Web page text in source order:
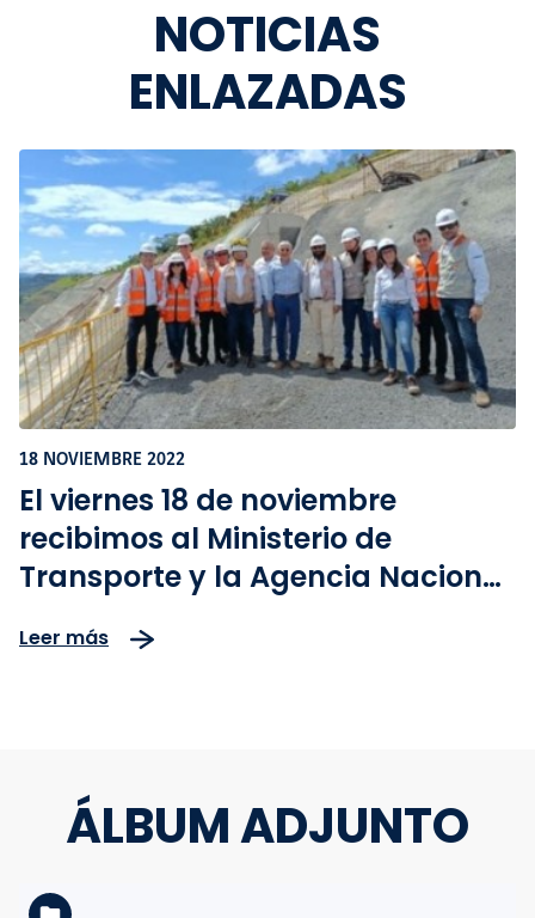
NOTICIAS
ENLAZADAS
18 NOVIEMBRE 2022
El viernes 18 de noviembre
recibimos al Ministerio de
Transporte y la Agencia Nacional
Leer más
ÁLBUM ADJUNTO